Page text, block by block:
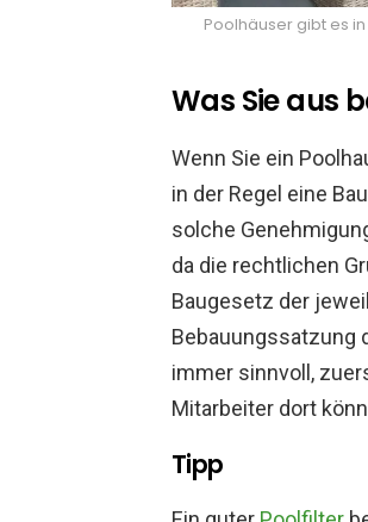
Poolhäuser gibt es
Was Sie aus
Wenn Sie ein
in der Regel eine
solche
da die rechtlichen
Baugesetz der
Bebauungssatzung
immer sinnvoll,
Mitarbeiter dort
Tipp